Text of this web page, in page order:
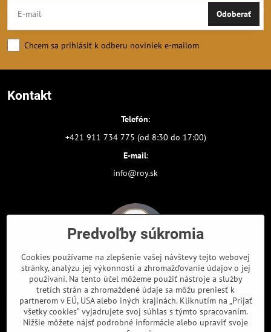
Odoberať
Chcem sa prihlásiť k odberu noviniek e-mailom
Kontakt
Telefón:
+421 911 734 775 (od 8:30 do 17:00)
E-mail:
info@roy.sk
Odkazy
Predvoľby súkromia
Cookies používame na zlepšenie vašej návštevy tejto webovej
stránky, analýzu jej výkonnosti a zhromažďovanie údajov o jej
používaní. Na tento účel môžeme použiť nástroje a služby
tretích strán a zhromaždené údaje sa môžu preniesť k
partnerom v EÚ, USA alebo iných krajinách. Kliknutím na „Prijať
všetky cookies“ vyjadrujete svoj súhlas s týmto spracovaním.
Nižšie môžete nájsť podrobné informácie alebo upraviť svoje